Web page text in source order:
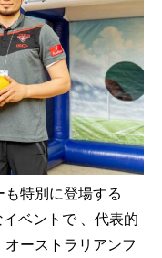
特別に登場する
ベントで 、代表的
ーストラリアンフ